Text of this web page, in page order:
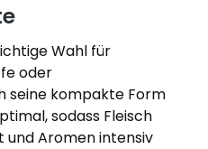
Wahl für
oder
seine kompakte Form
sodass Fleisch
Aromen intensiv